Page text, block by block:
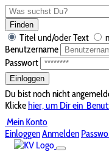
Finden
Titel und/oder Text
Benutzername
Passwort
Einloggen
Du bist noch nicht
Klickehier, um Dir ein
Mein Konto
EinloggenAnmelden